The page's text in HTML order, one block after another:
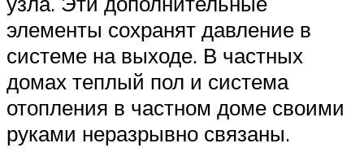
элементы сохранят давление в
системе на выходе. В частных
домах теплый пол и система
отопления в частном доме своими
руками неразрывно связаны.